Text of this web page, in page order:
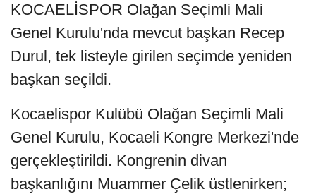
KOCAELİSPOR Olağan Seçimli Mali
Genel Kurulu'nda mevcut başkan Recep
Durul, tek listeyle girilen seçimde yeniden
başkan seçildi.
Kocaelispor Kulübü Olağan Seçimli Mali
Genel Kurulu, Kocaeli Kongre Merkezi'nde
gerçekleştirildi. Kongrenin divan
başkanlığını Muammer Çelik üstlenirken;